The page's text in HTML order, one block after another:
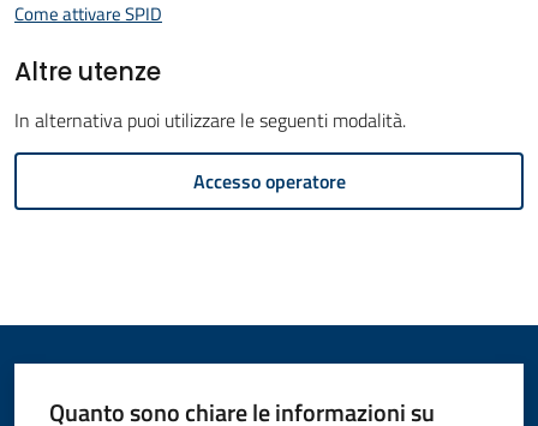
Menu selezionato
Vivere
il
e
Come attivare SPID
Altre utenze
In alternativa puoi utilizzare le seguenti modalità.
Accesso operatore
Quanto sono chiare le informazioni su